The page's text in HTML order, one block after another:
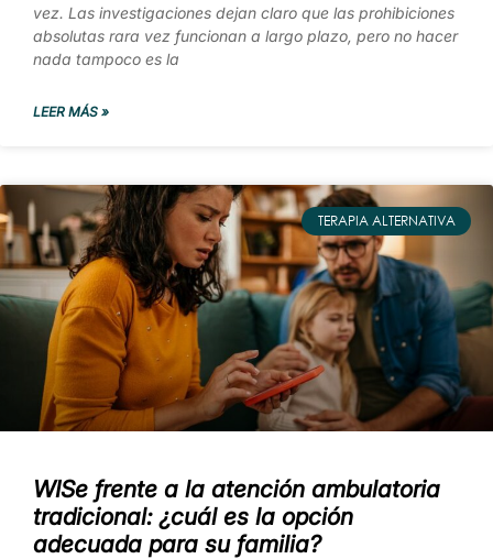
vez. Las investigaciones dejan claro que las prohibiciones
absolutas rara vez funcionan a largo plazo, pero no hacer
nada tampoco es la
LEER MÁS »
TERAPIA ALTERNATIVA
WISe frente a la atención ambulatoria
tradicional: ¿cuál es la opción
adecuada para su familia?